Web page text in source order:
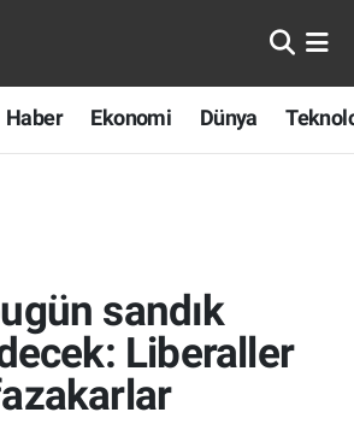
Haber Ekonomi Dünya
sandık
Liberaller
Evreni
Durumu ve Fikstür